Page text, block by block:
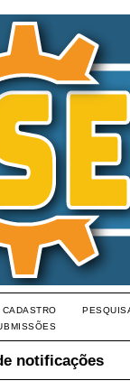
CADASTRO
notificações